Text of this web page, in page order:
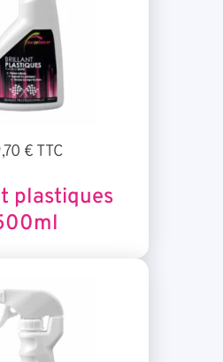
plastiques
€ TTC